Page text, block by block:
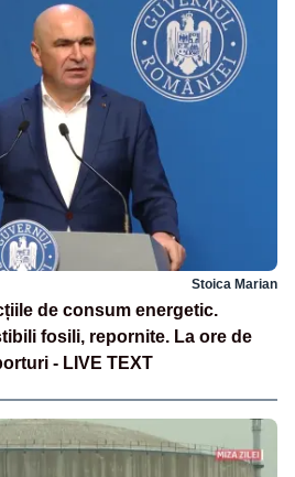
Stoica Marian
de consum energetic.
fosili, repornite. La ore de
- LIVE TEXT